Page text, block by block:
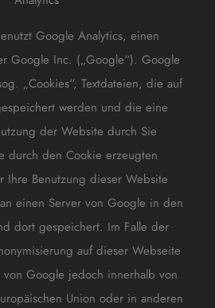
Google Analytics, einen
Google Inc. („Google“). Google
„Cookies“, Textdateien, die auf
werden und die eine
der Website durch Sie
durch den Cookie erzeugten
Ihre Benutzung dieser Website
einen Server von Google in den
dort gespeichert. Im Falle der
auf dieser Webseite
von Google jedoch innerhalb von
Union oder in anderen